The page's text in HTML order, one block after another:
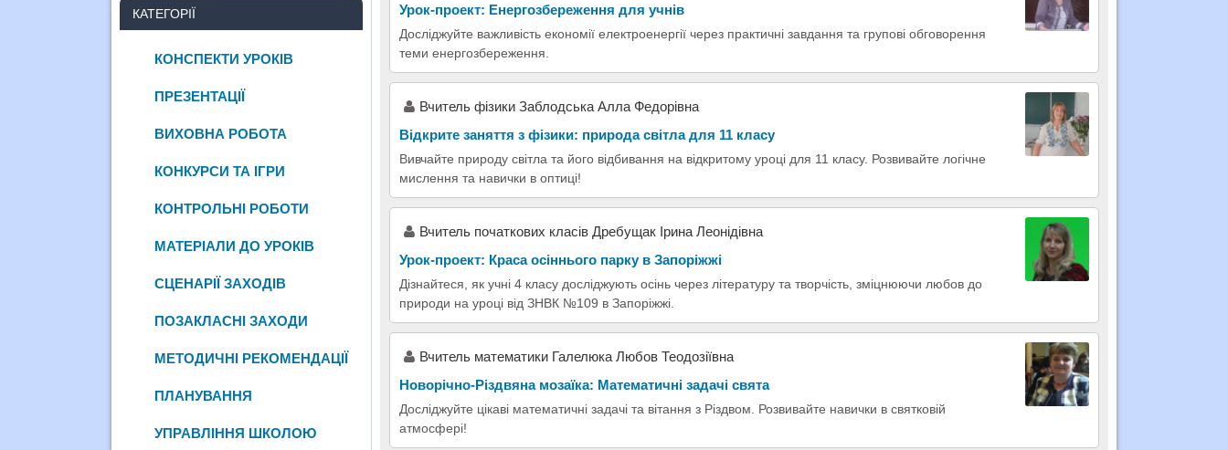
Урок-проект: Енергозбереження для учнів
Досліджуйте важливість економії електроенергії через практичні завдання та групові обговорення
теми енергозбереження.
Вчитель фізики Заблодська Алла Федорівна
Відкрите заняття з фізики: природа світла для 11 класу
Вивчайте природу світла та його відбивання на відкритому уроці для 11 класу. Розвивайте логічне
мислення та навички в оптиці!
Вчитель початкових класів Дребущак Ірина Леонідівна
Урок-проект: Краса осіннього парку в Запоріжжі
Дізнайтеся, як учні 4 класу досліджують осінь через літературу та творчість, зміцнюючи любов до
природи на уроці від ЗНВК №109 в Запоріжжі.
Вчитель математики Галелюка Любов Теодозіївна
Новорічно-Різдвяна мозаїка: Математичні задачі свята
Досліджуйте цікаві математичні задачі та вітання з Різдвом. Розвивайте навички в святковій
атмосфері!
КАТЕГОРІЇ
КОНСПЕКТИ УРОКІВ
ПРЕЗЕНТАЦІЇ
ВИХОВНА РОБОТА
КОНКУРСИ ТА ІГРИ
КОНТРОЛЬНІ РОБОТИ
МАТЕРІАЛИ ДО УРОКІВ
СЦЕНАРІЇ ЗАХОДІВ
ПОЗАКЛАСНІ ЗАХОДИ
МЕТОДИЧНІ РЕКОМЕНДАЦІЇ
ПЛАНУВАННЯ
УПРАВЛІННЯ ШКОЛОЮ